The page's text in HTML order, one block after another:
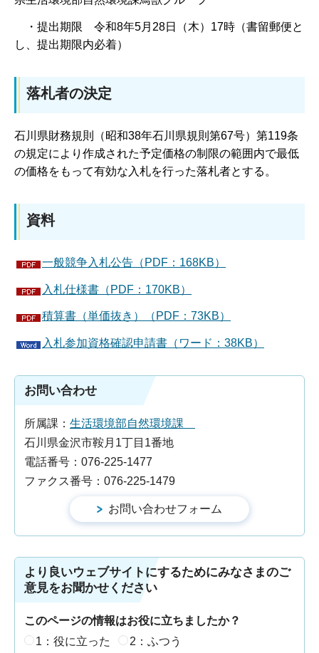
・提出期限 令和8年5月28日（木）17時（書留郵便と
し、提出期限内必着）
落札者の決定
石川県財務規則（昭和38年石川県規則第67号）第119条
の規定により作成された予定価格の制限の範囲内で最低
の価格をもって有効な入札を行った落札者とする。
資料
一般競争入札公告（PDF：168KB）
入札仕様書（PDF：170KB）
積算書（単価抜き）（PDF：73KB）
入札参加資格確認申請書（ワード：38KB）
お問い合わせ
所属課： 生活環境部自然環境課
石川県金沢市鞍月1丁目1番地
電話番号：076-225-1477
ファクス番号：076-225-1479
より良いウェブサイトにするためにみなさまのご
意見をお聞かせください
このページの情報はお役に立ちましたか？
1：役に立った
2：ふつう